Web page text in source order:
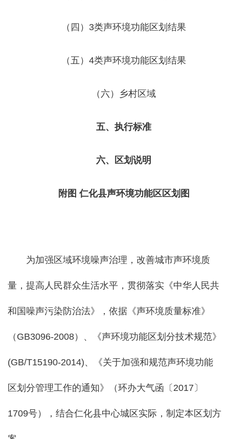
（四）3类声环境功能区划结果
（五）4类声环境功能区划结果
（六）乡村区域
五、执行标准
六、区划说明
附图仁化县声环境功能区区划 图
为加强区域环境噪声治理，改善城市声环境质
量，提高人民群众生活水平，贯彻落实《中华人民共
和国噪声污染防治法》，依据《声环境质量标准》
（GB3096-2008）、《声环境功能区划分技术规范》
(GB/T15190-2014)、《关于加强和规范声环境功能
区划分管理工作的通知》（环办大气函〔2017〕
1709号），结合仁化县中心城区实际，制定本区划方